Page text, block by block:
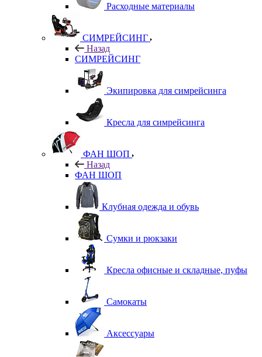
Расходные материалы
СИМРЕЙСИНГ
Назад
СИМРЕЙСИНГ
Экипировка для симрейсинга
Кресла для симрейсинга
ФАН ШОП
Назад
ФАН ШОП
Клубная одежда и обувь
Сумки и рюкзаки
Кресла офисные и складные, пуфы
Самокаты
Аксессуары